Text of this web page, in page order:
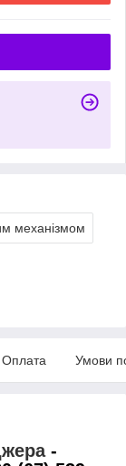
механізмом
Оплата Умови
-